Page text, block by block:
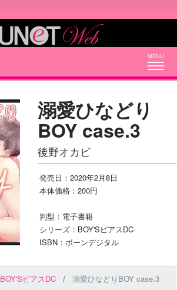
溺愛ひなどり
BOY case.3
後野オカピ
発売日：2020年2月8日
本体価格：200円
判型：電子書籍
シリーズ：BOY'SピアスDC
ISBN：ボーンデジタル
BOY'SピアスDC 溺愛ひなどりBOY case.3